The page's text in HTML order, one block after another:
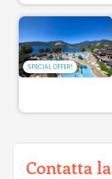
SPECIAL OFFER!
Contatta